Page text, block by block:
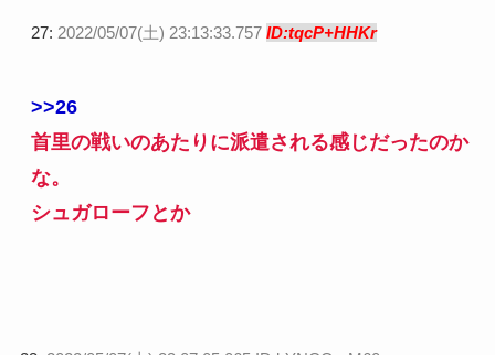
27: 2022/05/07(土) 23:13:33.757 ID:tqcP+HHKr
>>26
首里の戦いのあたりに派遣される感じだったのか
な。
シュガローフとか